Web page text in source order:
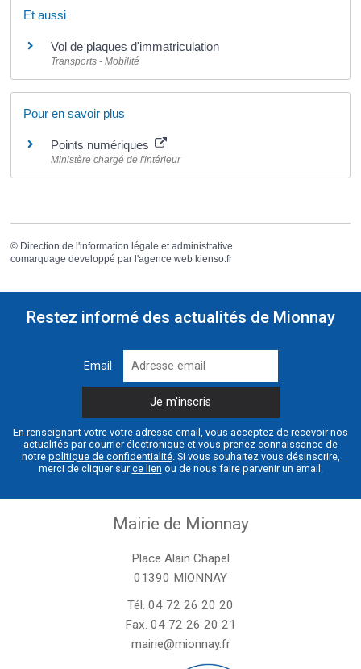
Et aussi
Vol de plaques d'immatriculation
Transports - Mobilité
Pour en savoir plus
Points numériques
Ministère chargé de l'intérieur
© Direction de l'information légale et administrative
comarquage developpé par l'agence web kienso.fr
Restez informé des actualités de Mionnay
Email
En renseignant votre votre adresse email, vous acceptez de recevoir nos
actualités par courrier électronique et vous prenez connaissance de
notre politique de confidentialité. Si vous souhaitez vous désinscrire,
merci de cliquer surce lien ou de nous faire parvenir un email.
Mairie de Mionnay
Place Alain Chapel
01390 MIONNAY
Tél. 04 72 26 20 20
Fax. 04 72 26 20 21
mairie@mionnay.fr